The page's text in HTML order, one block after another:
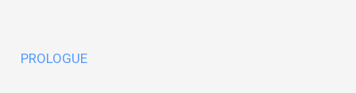
PROLOGUE